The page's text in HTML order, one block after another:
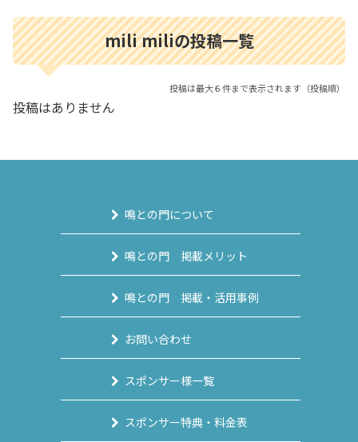
mili miliの投稿一覧
投稿は最大６件まで表示されます（投稿順）
投稿はありません
鳴との門について
鳴との門 掲載メリット
鳴との門 掲載・活用事例
お問い合わせ
スポンサー様一覧
スポンサー特典・料金表